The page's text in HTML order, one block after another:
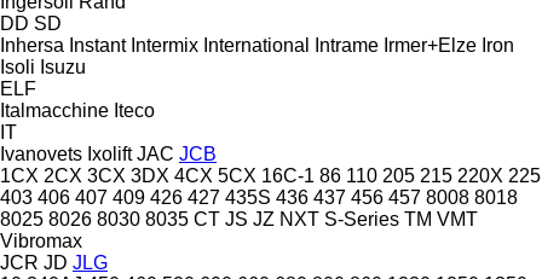
DD SD
Inhersa Instant Intermix International Intrame Irmer+Elze Iron
Isoli Isuzu
ELF
Italmacchine Iteco
IT
Ivanovets Ixolift JAC JCB
1CX 2CX 3CX 3DX 4CX 5CX 16C-1 86 110 205 215 220X 225
403 406 407 409 426 427 435S 436 437 456 457 8008 8018
8025 8026 8030 8035 CT JS JZ NXT S-Series TM VMT
Vibromax
JCR JD JLG